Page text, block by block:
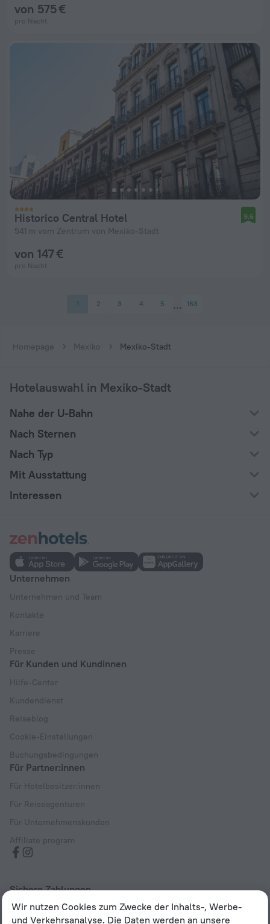
von 575 €
pro Nacht
Historico Central Hotel
541 m vom Zentrum von Mexiko-Stadt
9,6
von 147 €
pro Nacht
1 2 3 4 5 163
Homepage Mexiko Mexiko-Stadt
Hotelauswahl in Mexiko-Stadt
Nahe der U-Bahn
Nach Sternen
Nach Typ
Mit Ausstattung
Interessen
Unternehmen
Unternehmen und Team
Kontakte
Karriere
Presse
Für Kunden und Kundinnen
Hilfe-Center
Kundendienst
Reiseblog
Cookie-Einstellungen
Buchungsbedingungen
Für Partner:innen
Für Hotelbesitzer:innen
Für Reiseagenturen
Für Unternehmenskunden
Affiliate program
Sichere Zahlungen
Sicherer Datenschutz durch führende Zahlungssysteme
Wir nutzen Cookies zum Zwecke der Inhalts-, Werbe-
und Verkehrsanalyse. Die Daten werden an unsere